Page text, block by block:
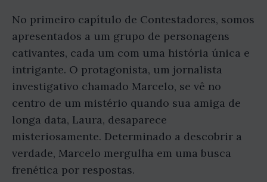
No primeiro capítulo de Contestadores, somos
apresentados a um grupo de personagens
cativantes, cada um com uma história única e
intrigante. O protagonista, um jornalista
investigativo chamado Marcelo, se vê no
centro de um mistério quando sua amiga de
longa data, Laura, desaparece
misteriosamente. Determinado a descobrir a
verdade, Marcelo mergulha em uma busca
frenética por respostas.